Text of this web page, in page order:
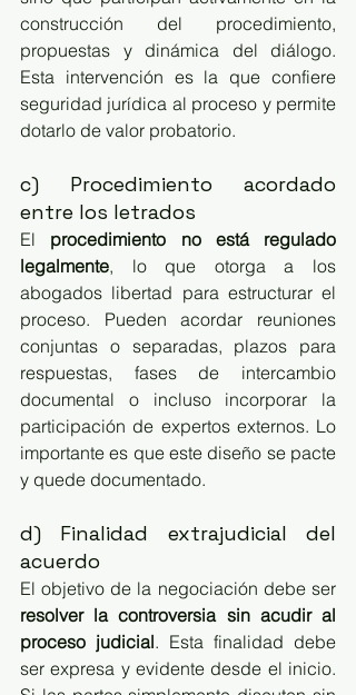
construcción del procedimiento,
propuestas y dinámica del diálogo.
Esta intervención es la que confiere
seguridad jurídica al proceso y permite
dotarlo de valor probatorio.
c) Procedimiento acordado
entre los letrados
El procedimiento no está regulado
legalmente, lo que otorga a los
abogados libertad para estructurar el
proceso. Pueden acordar reuniones
conjuntas o separadas, plazos para
respuestas, fases de intercambio
documental o incluso incorporar la
participación de expertos externos. Lo
importante es que este diseño se pacte
y quede documentado.
d) Finalidad extrajudicial del
acuerdo
resolver la controversia sin acudir al
proceso judicial. Esta finalidad debe
ser expresa y evidente desde el inicio.